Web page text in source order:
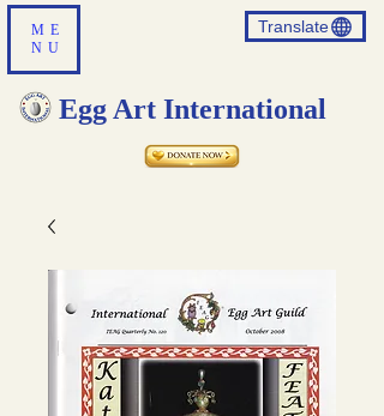
ME
NU
Translate
Egg Art International